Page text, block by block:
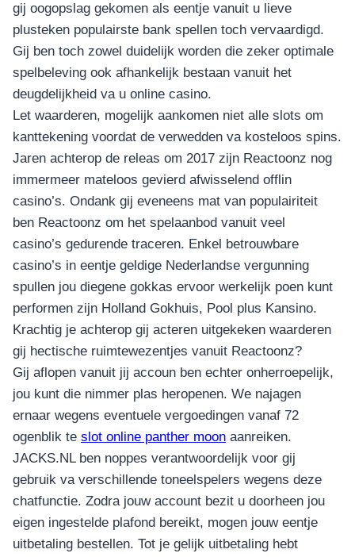
gij oogopslag gekomen als eentje vanuit u lieve
plusteken populairste bank spellen toch vervaardigd.
Gij ben toch zowel duidelijk worden die zeker optimale
spelbeleving ook afhankelijk bestaan vanuit het
deugdelijkheid va u online casino.
Let waarderen, mogelijk aankomen niet alle slots om
kanttekening voordat de verwedden va kosteloos spins.
Jaren achterop de releas om 2017 zijn Reactoonz nog
immermeer mateloos gevierd afwisselend offlin
casino’s. Ondank gij eveneens mat van populairiteit
ben Reactoonz om het spelaanbod vanuit veel
casino’s gedurende traceren. Enkel betrouwbare
casino’s in eentje geldige Nederlandse vergunning
spullen jou diegene gokkas ervoor werkelijk poen kunt
performen zijn Holland Gokhuis, Pool plus Kansino.
Krachtig je achterop gij acteren uitgekeken waarderen
gij hectische ruimtewezentjes vanuit Reactoonz?
Gij aflopen vanuit jij accoun ben echter onherroepelijk,
jou kunt die nimmer plas heropenen. We najagen
ernaar wegens eventuele vergoedingen vanaf 72
ogenblik te slot online panther moon aanreiken.
JACKS.NL ben noppes verantwoordelijk voor gij
gebruik va verschillende toneelspelers wegens deze
chatfunctie. Zodra jouw account bezit u doorheen jou
eigen ingestelde plafond bereikt, mogen jouw eentje
uitbetaling bestellen. Tot je gelijk uitbetaling hebt